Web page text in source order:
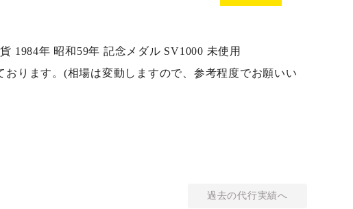
1984年 昭和59年 記念メダル SV1000 未使用
おります。(相場は変動しますので、参考程度でお願いい
過去の代行実績へ